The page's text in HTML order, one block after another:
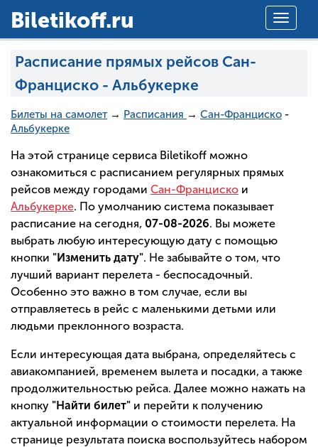
Toggle
Вiletikoff.ru
Расписание прямых рейсов Сан-
Франциско - Альбукерке
Билеты на самолет → Расписания → Сан-Франциско -
Альбукерке
На этой странице сервиса Biletikoff можно
ознакомиться с расписанием регулярных прямых
рейсов между городами Сан-Франциско и
Альбукерке. По умолчанию система показывает
расписание на сегодня, 07-08-2026. Вы можете
выбрать любую интересующую дату с помощью
кнопки "Изменить дату". Не забывайте о том, что
лучший вариант перелета - беспосадочный.
Особенно это важно в том случае, если вы
отправляетесь в рейс с маленькими детьми или
людьми преклонного возраста.
Если интересующая дата выбрана, определяйтесь с
авиакомпанией, временем вылета и посадки, а также
продолжительностью рейса. Далее можно нажать на
кнопку "Найти билет" и перейти к получению
актуальной информации о стоимости перелета. На
странице результата поиска воспользуйтесь набором